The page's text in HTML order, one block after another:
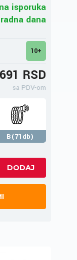
isporuka
dana
10+
RSD
sa PDV-om
B(71db)